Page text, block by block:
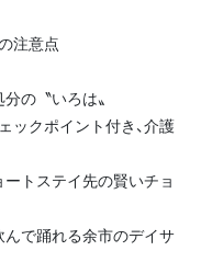
注意点
の〝いろは〟
クポイント付き、介護
トステイ先の賢いチョ
で踊れる余市のデイサ